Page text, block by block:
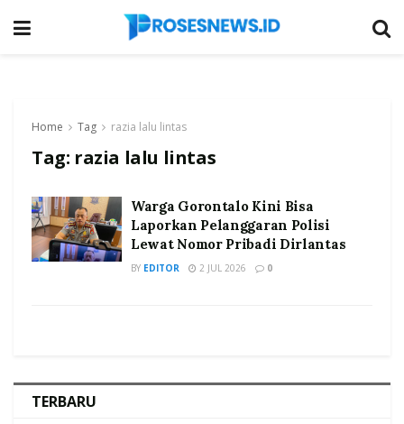
Home Tag razia lalu lintas
Tag: razia lalu lintas
Warga Gorontalo Kini Bisa
Laporkan Pelanggaran Polisi
Lewat Nomor Pribadi Dirlantas
BY EDITOR 2 JUL 2026 0
TERBARU